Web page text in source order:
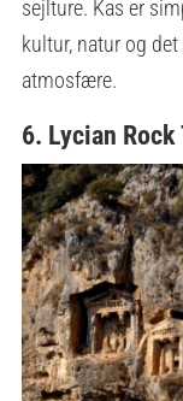
sejlture. Kas er
kultur, natur og
atmosfære.
6. Lycian Rock